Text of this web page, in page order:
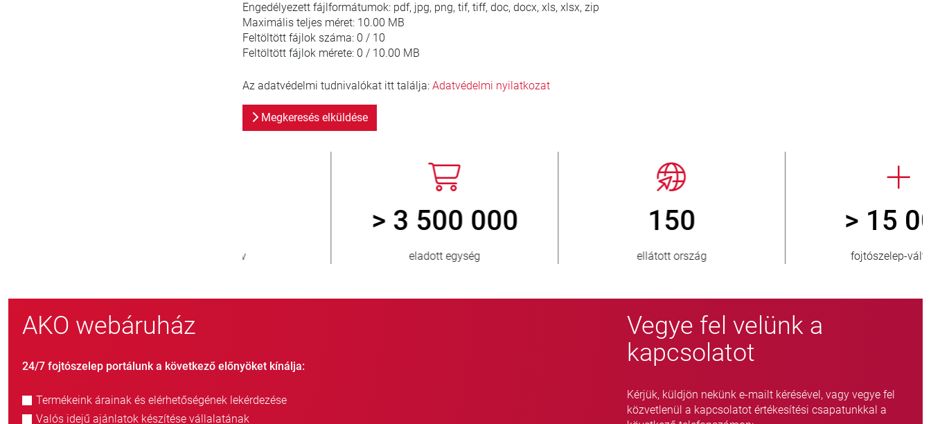
Engedélyezett fájlformátumok: pdf, jpg, png, tif, tiff, doc, docx, xls, xlsx, zip
Maximális teljes méret: 10.00 MB
Feltöltött fájlok száma: 0 / 10
Feltöltött fájlok mérete: 0 / 10.00 MB
Az adatvédelmi tudnivalókat itt találja: Adatvédelmi nyilatkozat
Megkeresés elküldése
> 3 500 000 > 15 000
fojtószelep-változat
AKO webáruház
24/7 fojtószelep portálunk a következő előnyöket kínálja:
Termékeink árainak és elérhetőségének lekérdezése
Valós idejű ajánlatok készítése vállalatának
Vegye fel velünk a
kapcsolatot
Kérjük, küldjön nekünk e-mailt kérésével, vagy vegye fel
közvetlenül a kapcsolatot értékesítési csapatunkkal a